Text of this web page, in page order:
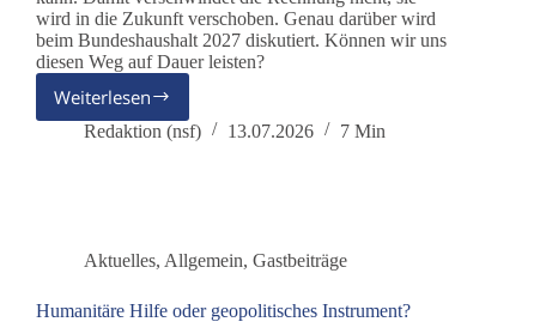
wird in die Zukunft verschoben. Genau darüber wird
beim Bundeshaushalt 2027 diskutiert. Können wir uns
diesen Weg auf Dauer leisten?
Weiterlesen
Mehr
Staat
der
Bundeshaushalt
2027
über
Redaktion (nsf) 13.07.2026 7 Min
Aktuelles, Allgemein, Gastbeiträge
Humanitäre Hilfe oder geopolitisches Instrument?